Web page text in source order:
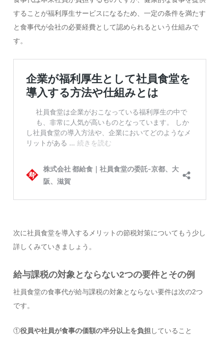
することが福利厚生サービスになるため、一定の条件を満たす
と食事代が会社の必要経費として認められるという仕組みで
す。
次に社員食堂を導入するメリットの節税対策についてもう少し
詳しくみていきましょう。
給与課税の対象とならない2つの要件とその例
社員食堂の食事代が給与課税の対象とならない要件は次の2つ
です。
①役員や社員が食事の価額の半分以上を負担 していること